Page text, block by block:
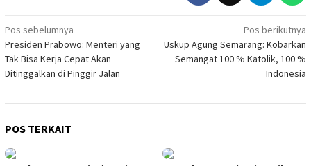
Navigasi
pos
Pos sebelumnya
Presiden Prabowo: Menteri yang
Tak Bisa Kerja Cepat Akan
Ditinggalkan di Pinggir Jalan
Pos berikutnya
Uskup Agung Semarang: Kobarkan
Semangat 100 % Katolik, 100 %
Indonesia
POS TERKAIT